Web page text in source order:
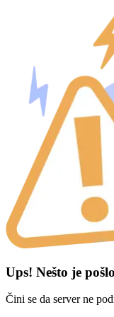
Ups! Nešto je
Čini se da server ne